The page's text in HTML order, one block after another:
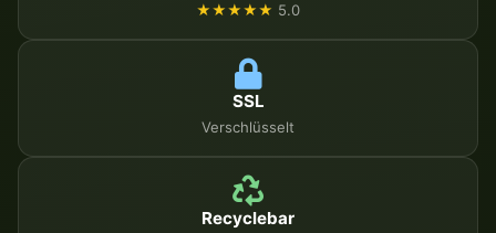
★★★★★ 5.0
SSL
Verschlüsselt
Recyclebar